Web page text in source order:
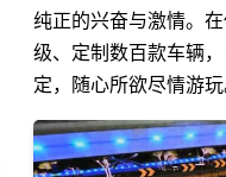
纯正的兴奋与激情。
级、定制数百款车辆
定，随心所欲尽情游玩